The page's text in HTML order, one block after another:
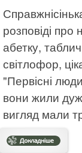
розповіді
абетку,
світлофор,
"Первісні
вони жили
вигляд мали